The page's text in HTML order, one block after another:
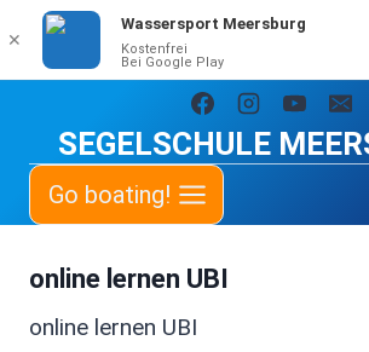
springen
SEGELSCHULE
Go boating!
online lernen UBI
online lernen UBI
✕
Wassersport Meersburg
Kostenfrei
Bei Google Play